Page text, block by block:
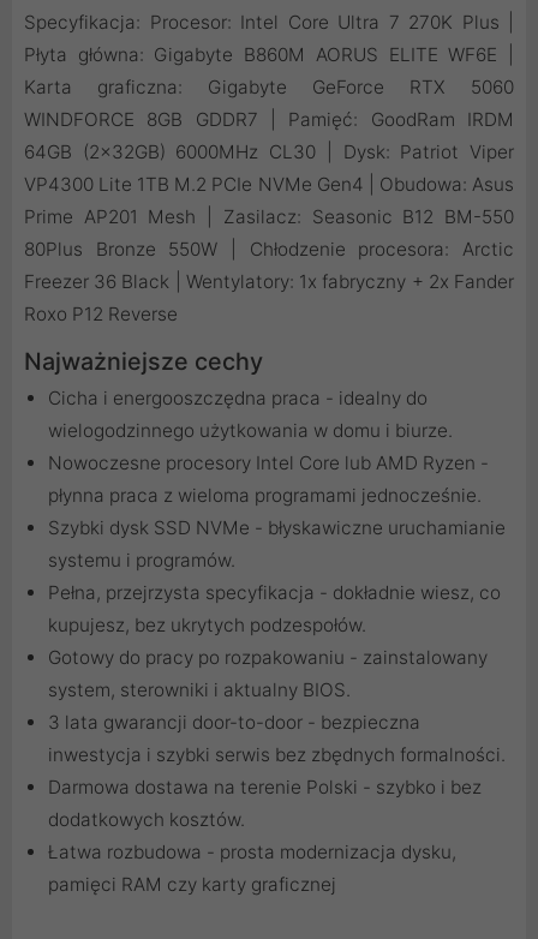
Specyfikacja: Procesor: Intel Core Ultra 7 270K Plus |
Płyta główna: Gigabyte B860M AORUS ELITE WF6E |
Karta graficzna: Gigabyte GeForce RTX 5060
WINDFORCE 8GB GDDR7 | Pamięć: GoodRam IRDM
64GB (2x32GB) 6000MHz CL30 | Dysk: Patriot Viper
VP4300 Lite 1TB M.2 PCIe NVMe Gen4 | Obudowa: Asus
Prime AP201 Mesh | Zasilacz: Seasonic B12 BM-550
80Plus Bronze 550W | Chłodzenie procesora: Arctic
Freezer 36 Black | Wentylatory: 1x fabryczny + 2x Fander
Roxo P12 Reverse
Najważniejsze cechy
Cicha i energooszczędna praca - idealny do
wielogodzinnego użytkowania w domu i biurze.
Nowoczesne procesory Intel Core lub AMD Ryzen -
płynna praca z wieloma programami jednocześnie.
Szybki dysk SSD NVMe - błyskawiczne uruchamianie
systemu i programów.
Pełna, przejrzysta specyfikacja - dokładnie wiesz, co
kupujesz, bez ukrytych podzespołów.
Gotowy do pracy po rozpakowaniu - zainstalowany
system, sterowniki i aktualny BIOS.
3 lata gwarancji door-to-door - bezpieczna
inwestycja i szybki serwis bez zbędnych formalności.
Darmowa dostawa na terenie Polski - szybko i bez
dodatkowych kosztów.
Łatwa rozbudowa - prosta modernizacja dysku,
pamięci RAM czy karty graficznej